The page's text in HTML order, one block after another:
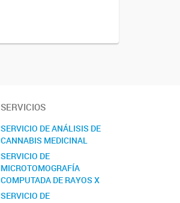
SERVICIOS
SERVICIO DE ANÁLISIS DE
CANNABIS MEDICINAL
SERVICIO DE
MICROTOMOGRAFÍA
COMPUTADA DE RAYOS X
SERVICIO DE